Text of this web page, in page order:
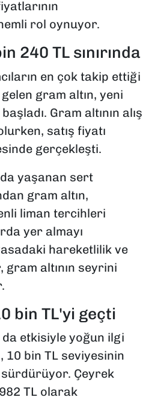
rol oynuyor.
240 TL sınırında
en çok takip ettiği
gram altın, yeni
Gram altının alış
satış fiyatı
gerçekleşti.
yaşanan sert
gram altın,
liman tercihleri
yer almayı
hareketlilik ve
altının seyrini
bin TL'yi geçti
etkisiyle yoğun ilgi
10 bin TL seviyesinin
Çeyrek
TL olarak